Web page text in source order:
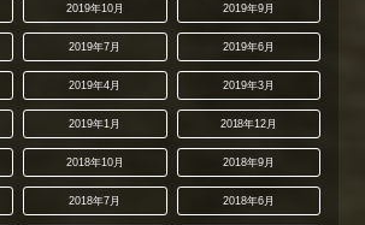
2019年10月 2019年9月
2019年7月 2019年6月
2019年4月 2019年3月
2019年1月 2018年12月
2018年10月 2018年9月
2018年7月 2018年6月